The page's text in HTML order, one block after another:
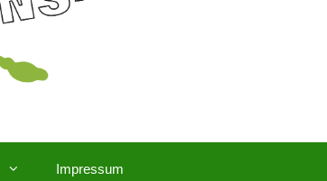
Impressum